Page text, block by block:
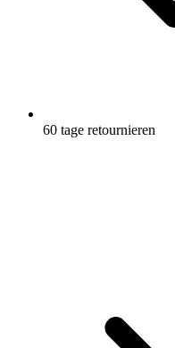
60 tage retournieren